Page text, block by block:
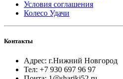
Условия соглашения
Колесо Удачи
Контакты
Адрес: г.Нижний Новгород
Тел: +7 930 697 96 97